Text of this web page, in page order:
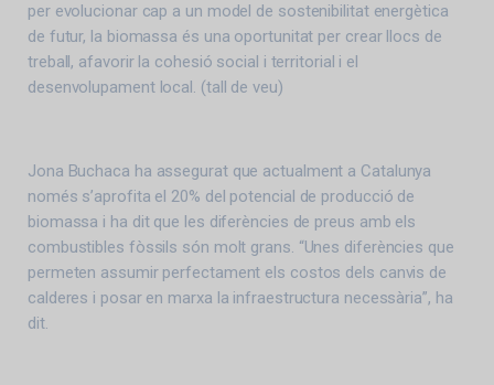
per evolucionar cap a un model de sostenibilitat energètica
de futur, la biomassa és una oportunitat per crear llocs de
treball, afavorir la cohesió social i territorial i el
desenvolupament local. (tall de veu)
Jona Buchaca ha assegurat que actualment a Catalunya
només s’aprofita el 20% del potencial de producció de
biomassa i ha dit que les diferències de preus amb els
combustibles fòssils són molt grans. “Unes diferències que
permeten assumir perfectament els costos dels canvis de
calderes i posar en marxa la infraestructura necessària”, ha
dit.